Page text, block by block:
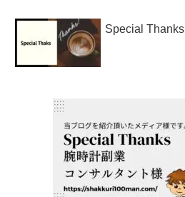
Special Thanks